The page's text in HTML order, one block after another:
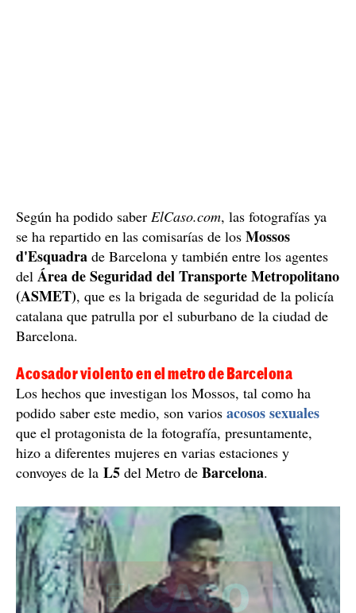
Según ha podido saber ElCaso.com, las fotografías ya
se ha repartido en las comisarías de los Mossos
d'Esquadra de Barcelona y también entre los agentes
del Área de Seguridad del Transporte Metropolitano
(ASMET), que es la brigada de seguridad de la policía
catalana que patrulla por el suburbano de la ciudad de
Barcelona.